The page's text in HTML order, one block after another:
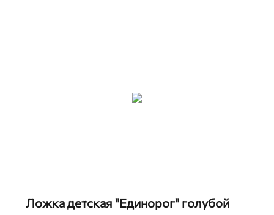
Ложка детская "Единорог" голубой